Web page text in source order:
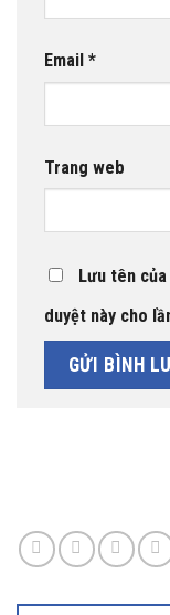
Email *
Trang web
Lưu tên
duyệt này cho